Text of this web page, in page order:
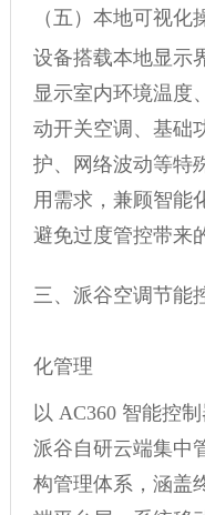
（五）本地可视
设备搭载本地显示
显示室内环境温度
动开关空调、基础
护、网络波动等特
用需求，兼顾智能
避免过度管控带来
三、派谷空调节能
化管理
以 AC360 智能控
派谷自研云端集中
构管理体系，涵盖